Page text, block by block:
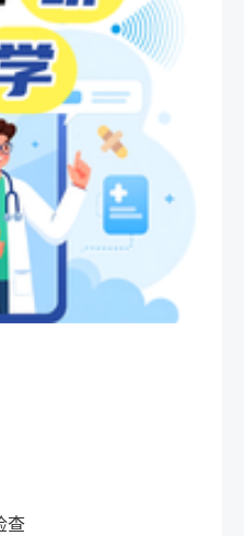
查